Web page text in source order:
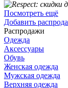
Посмотреть ещё
Добавить
Распродажи
Одежда
Аксессуары
Обувь
Женская одежда
Мужская одежда
Верхняя одежда